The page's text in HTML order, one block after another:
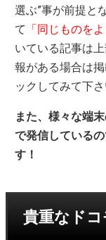
選ぶ”事が前提と
て 「同じものを
いている記事は
報がある場合は
ックしてみて下さ
また、様々な端
で発信している
す！
貴重なド